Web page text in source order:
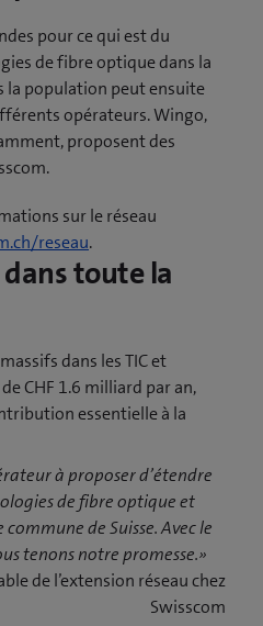
pour ce qui est du
de fibre optique dans la
la population peut ensuite
opérateurs. Wingo,
proposent des
sur le réseau
reseau.
toute la
dans les TIC et
CHF 1.6 milliard par an,
essentielle à la
à proposer d’étendre
de fibre optique et
de Suisse. Avec le
tenons notre promesse.»
de l’extension réseau chez
Swisscom